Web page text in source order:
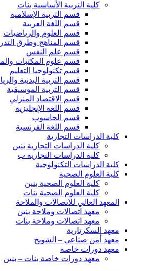
كلية التربية الأساسية بنات
قسم التربية الإسلامية
قسم اللغة العربية
قسم العلوم والرياضيات
قسم المناهج وطرق
قسم علم النفس
قسم علوم المكتبات
قسم تكنولوجيا التعليم
قسم التربية البدنية
قسم التربية الموسيقية
قسم الاقتصاد المنزلي
قسم اللغة الإنجليزية
قسم الحاسوب
قسم اللغة الفرنسية
كلية الدراسات التجارية
كلية الدراسات التجارية بنين
كلية الدراسات التجارية ب
كلية الدراسات التكنولوجية
كلية العلوم الصحية
كلية العلوم الصحية بنين
كلية العلوم الصحية بنات
المعهد العالي للاتصالات والملاحة
معهد اتصالات وملاحة بنين
معهد اتصالات وملاحة بنات
معهد السكرتارية
معهد أمن صناعي – الشويخ
معهد دورات خاصة
معهد دورات خاصة بنات – بنين